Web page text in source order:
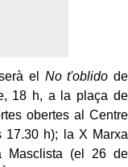
el No t'oblido de
18 h, a la plaça de
obertes al Centre
17.30 h); la X Marxa
Masclista (el 26 de